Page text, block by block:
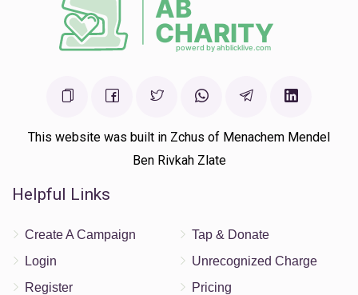
This website was built in Zchus of Menachem Mendel
Ben Rivkah Zlate
Helpful Links
Create A Campaign
Login
Register
Tap & Donate
Unrecognized Charge
Pricing